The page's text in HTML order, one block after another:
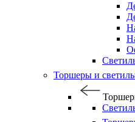
Торшеры и